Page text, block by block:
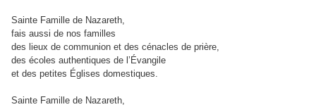
Sainte Famille de Nazareth,
fais aussi de nos familles
des lieux de communion et des cénacles de prière,
des écoles authentiques de l’Évangile
et des petites Églises domestiques.
Sainte Famille de Nazareth,